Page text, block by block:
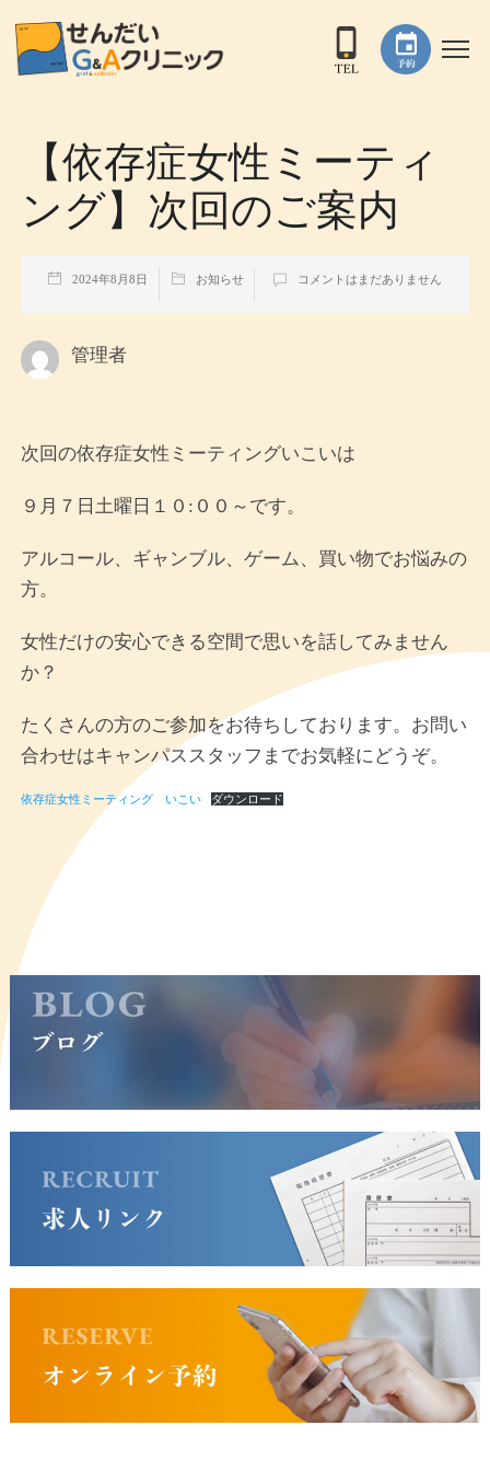
【依存症女性ミーティ
ング】次回のご案内
2024年8月8日 お知らせ コメントはまだありません
管理者
次回の依存症女性ミーティングいこいは
９月７日土曜日１０:００～です。
アルコール、ギャンブル、ゲーム、買い物でお悩みの
方。
女性だけの安心できる空間で思いを話してみません
か？
たくさんの方のご参加をお待ちしております。お問い
合わせはキャンパススタッフまでお気軽にどうぞ。
依存症女性ミーティング いこい ダウンロード